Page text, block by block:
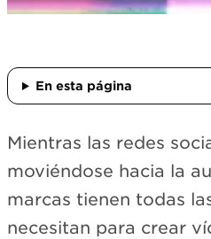
En esta página
Mientras las redes
moviéndose hacia la
marcas tienen todas
necesitan para crear